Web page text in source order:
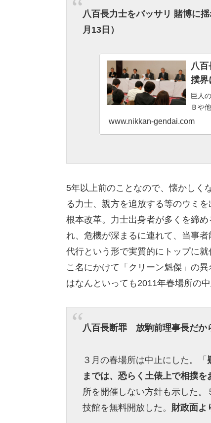
八百長力士をバッサリ 賭博に
月13 日）
八
撲界
巨人
Ｂや
www.nikkan-gendai.com
5年以上前のことなので、懐かしく
る力士、親方を追放する等のウミ
根本改革。力士出身者が多くを締
れ、危機が深まるに連れて、当事
代行という形で実質的にトップに
こ名にかけて「クリーン魁傑」の
はなんといっても2011年春場所の中
八百長断罪 放駒前理事長だか
３月の春場所は中止にした。「
までは、恐らく土俵上で相撲
所を開催しない方針も示した
技館を無料開放した。 財政面よ